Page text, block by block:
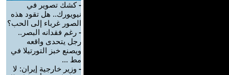
-كشك تصوير في
نيويورك.. هل تقود هذه
الصور غرباء إلى الحب؟
- رغم فقدانه البصر..
رجل يتحدى واقعه
ويصنع خبز التورتيلا في
مط ...
- وزير خارجية إيران: لا